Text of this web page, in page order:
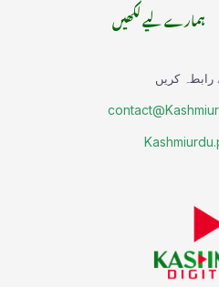
ہمارے لیے لکھیں
رابطہ کریں